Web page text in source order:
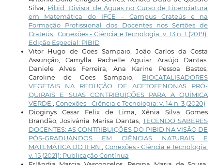
Silva, Pibid: Divisor de Águas no Curso de Licenciatura
em Matemática do IFCE – Campus Crateús e na
Formação Profissional dos Docentes nos Sertões de
Crateús, Conexões - Ciência e Tecnologia: v. 13 n. 1 (2019):
Edição Especial: PIBID
Vitor Hugo de Goes Sampaio, João Carlos da Costa
Assunção, Camylla Rachelle Aguiar Araújo Dantas,
Daniele Alves Ferreira, Ana Karine Pessoa Bastos,
Caroline de Goes Sampaio, BIOCATALISADORES
VEGETAIS NA REDUÇÃO DE ACETOFENONAS PRÓ-
QUIRAIS E SUAS CONTRIBUIÇÕES PARA A QUÍMICA
VERDE , Conexões - Ciência e Tecnologia: v. 14 n. 3 (2020)
Dioginys Cesar Felix de Lima, Xênia Silva Gomes
Brandão, Josivânia Marisa Dantas, TECENDO SABERES
DOCENTES: AS CONTRIBUIÇÕES DO PIBID NA VISÃO DE
PÓS-GRADUANDOS EM CIÊNCIAS NATURAIS E
MATEMÁTICA DO IFRN, Conexões - Ciência e Tecnologia:
v. 15 (2021): Publicação Contínua